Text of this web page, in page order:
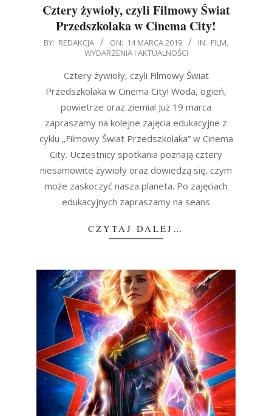
Cztery żywioły, czyli Filmowy Świat
Przedszkolaka w Cinema City!
2019-
BY: REDAKCJA ON: 14 MARCA 2019 IN: FILM
WYDARZENIA I AKTUALNOŚCI
Cztery żywioły, czyli Filmowy Świat
Przedszkolaka w Cinema City! Woda, ogień,
powietrze oraz ziemia! Już 19 marca
zapraszamy na kolejne zajęcia edukacyjne z
cyklu „Filmowy Świat Przedszkolaka” w Cinema
City. Uczestnicy spotkania poznają cztery
niesamowite żywioły oraz dowiedzą się, czym
może zaskoczyć nasza planeta. Po zajęciach
edukacyjnych zapraszamy na seans
CZYTAJ DALEJ…